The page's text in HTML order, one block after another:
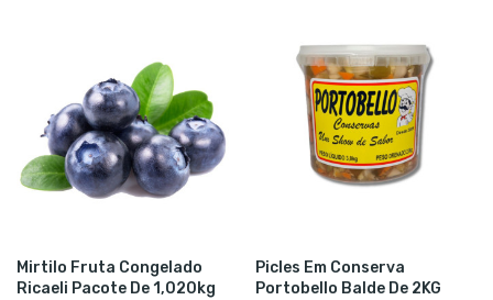
Mirtilo Fruta Congelado
Ricaeli Pacote De 1,020kg
Picles Em Conserva
Portobello Balde De 2KG